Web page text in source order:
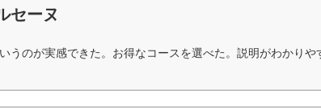
セーヌ
うのが実感できた。お得なコースを選べた。説明がわかりや